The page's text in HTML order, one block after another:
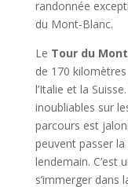
randonnée
du Mont-Blanc.
Le Tour du
de 170
l’Italie et la
inoubliables sur
parcours est
peuvent passer
lendemain. C’est
s’immerger dans